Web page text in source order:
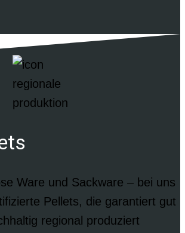
Ware und Sackware – bei uns
Pellets, die garantiert gut
regional produziert